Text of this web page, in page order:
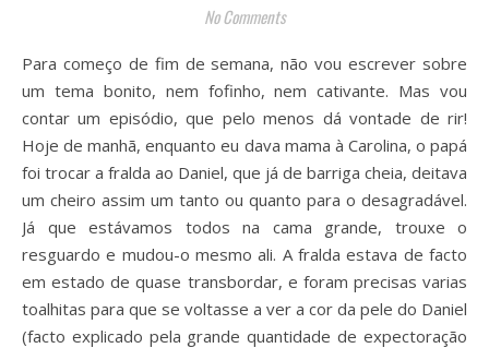
No Comments
Para começo de fim de semana, não vou escrever sobre
um tema bonito, nem fofinho, nem cativante. Mas vou
contar um episódio, que pelo menos dá vontade de rir!
Hoje de manhã, enquanto eu dava mama à Carolina, o papá
foi trocar a fralda ao Daniel, que já de barriga cheia, deitava
um cheiro assim um tanto ou quanto para o desagradável.
Já que estávamos todos na cama grande, trouxe o
resguardo e mudou-o mesmo ali. A fralda estava de facto
em estado de quase transbordar, e foram precisas varias
toalhitas para que se voltasse a ver a cor da pele do Daniel
(facto explicado pela grande quantidade de expectoração